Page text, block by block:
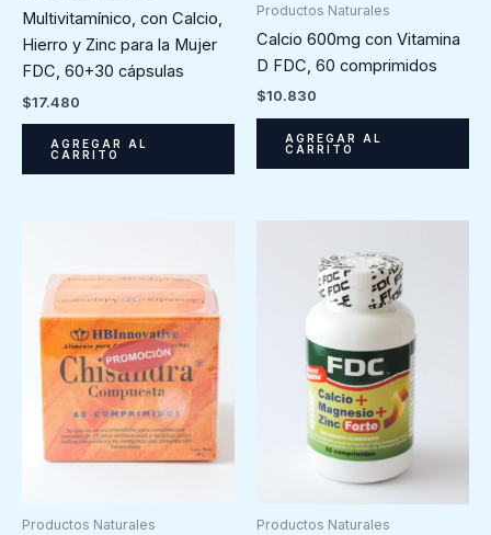
Multivitamínico, con Calcio,
Hierro y Zinc para la Mujer
FDC, 60+30 cápsulas
$17.480
AGREGAR AL
CARRITO
Productos Naturales
Calcio 600mg con Vitamina
D FDC, 60 comprimidos
$10.830
AGREGAR AL
CARRITO
Productos Naturales Productos Naturales